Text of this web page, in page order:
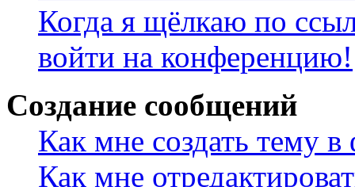
Когда я щёлкаю по
войти на конференцию!
Создание сообщений
Как мне создать тему
Как мне